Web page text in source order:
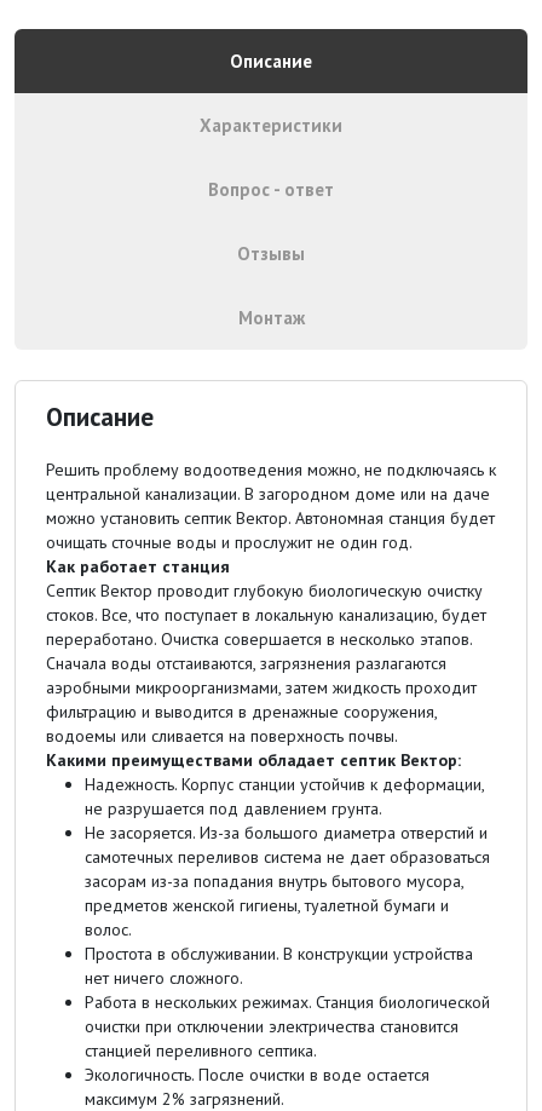
Описание
Характеристики
Вопрос - ответ
Отзывы
Монтаж
Описание
Решить проблему водоотведения можно, не подключаясь к
центральной канализации. В загородном доме или на даче
можно установить септик Вектор. Автономная станция будет
очищать сточные воды и прослужит не один год.
Как работает станция
Септик Вектор проводит глубокую биологическую очистку
стоков. Все, что поступает в локальную канализацию, будет
переработано. Очистка совершается в несколько этапов.
Сначала воды отстаиваются, загрязнения разлагаются
аэробными микроорганизмами, затем жидкость проходит
фильтрацию и выводится в дренажные сооружения,
водоемы или сливается на поверхность почвы.
Какими преимуществами обладает септик Вектор:
Надежность. Корпус станции устойчив к деформации,
не разрушается под давлением грунта.
Не засоряется. Из-за большого диаметра отверстий и
самотечных переливов система не дает образоваться
засорам из-за попадания внутрь бытового мусора,
предметов женской гигиены, туалетной бумаги и
волос.
Простота в обслуживании. В конструкции устройства
нет ничего сложного.
Работа в нескольких режимах. Станция биологической
очистки при отключении электричества становится
станцией переливного септика.
Экологичность. После очистки в воде остается
максимум 2% загрязнений.